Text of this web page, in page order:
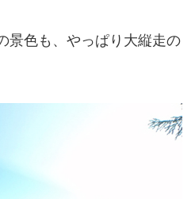
景色も、やっぱり大縦走の